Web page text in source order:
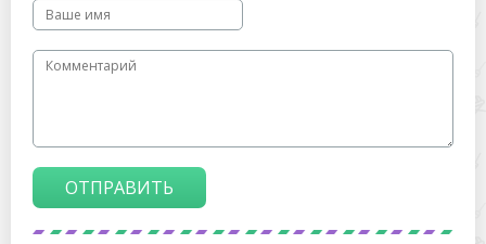
ОТПРАВИТЬ